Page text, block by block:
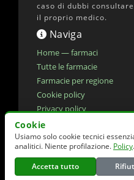
caso di dubbi
il proprio medico.
Naviga
Home — farmaci
Tutte le farmacie
Farmacie per regione
Cookie policy
Privacy policy
Dichiarazione di
Preferenze cookie
© 2026
Cookie
Usiamo solo cookie tecnici
analitici. Niente profilazione. Policy.
Accetta tutto